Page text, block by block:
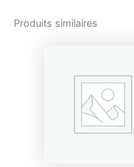
Produits similaires